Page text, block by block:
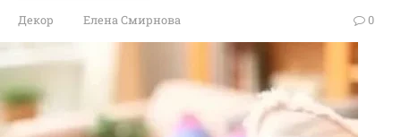
Декор Елена Смирнова 0